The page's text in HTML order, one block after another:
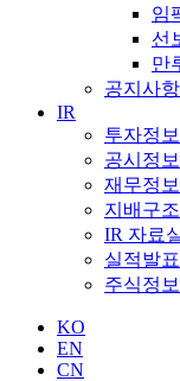
임
선
만
공지사항
IR
투자정보
공시정보
재무정보
지배구조
IR 자료
실적발표
주식정보
KO
EN
CN